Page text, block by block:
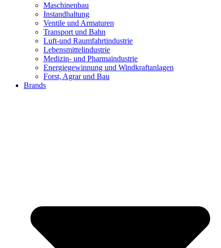
Maschinenbau
Instandhaltung
Ventile und Armaturen
Transport und Bahn
Luft-und Raumfahrtindustrie
Lebensmittelindustrie
Medizin- und Pharmaindustrie
Energiegewinnung und Windkraftanlagen
Forst, Agrar und Bau
Brands